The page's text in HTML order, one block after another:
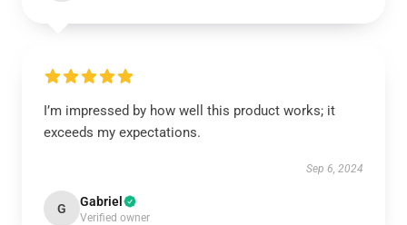
I’m impressed by how well this product works; it
exceeds my expectations.
Sep 6, 2024
G Gabriel
Verified owner